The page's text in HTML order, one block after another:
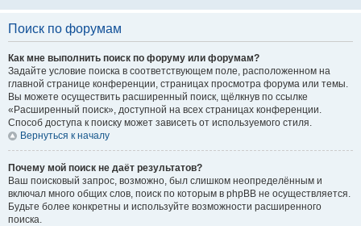
Поиск по форумам
Как мне выполнить поиск по форуму или форумам?
Задайте условие поиска в соответствующем поле, расположенном на
главной странице конференции, страницах просмотра форума или темы.
Вы можете осуществить расширенный поиск, щёлкнув по ссылке
«Расширенный поиск», доступной на всех страницах конференции.
Способ доступа к поиску может зависеть от используемого стиля.
Вернуться к началу
Почему мой поиск не даёт результатов?
Ваш поисковый запрос, возможно, был слишком неопределённым и
включал много общих слов, поиск по которым в phpBB не осуществляется.
Будьте более конкретны и используйте возможности расширенного
поиска.